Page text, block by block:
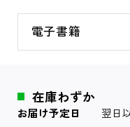
電子書籍
在庫わずか
お届け予定日 翌日